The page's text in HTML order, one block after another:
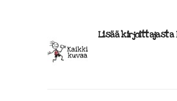
Lisää kirjoittajasta